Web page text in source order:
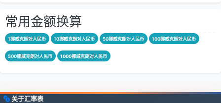
常用金额换算
1挪威克朗对人民币 10挪威克朗对人民币 50挪威克朗对人民币 100挪威克朗对人民币
500挪威克朗对人民币 1000挪威克朗对人民币
关于汇率表